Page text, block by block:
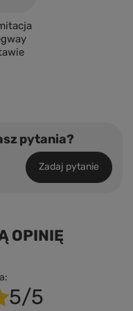
pytania?
Zadaj pytanie
OPINIĘ
5/5